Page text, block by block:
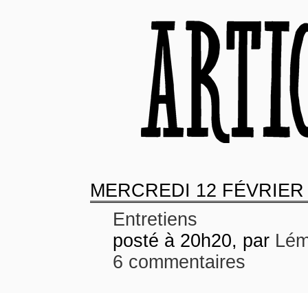
MERCREDI 12
Entretiens
posté à 20h20, par
6 commentaires